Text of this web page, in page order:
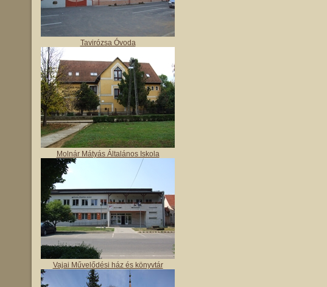
Tavirózsa Óvoda
Molnár Mátyás Általános Iskola
Vajai Művelődési ház és könyvtár